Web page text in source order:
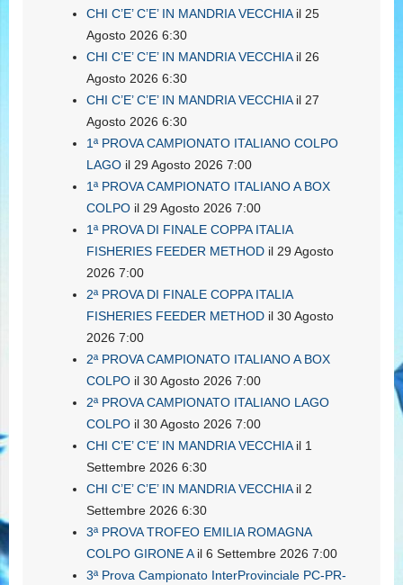
CHI C’E’ C’E’ IN MANDRIA VECCHIAil 25
Agosto 2026 6:30
CHI C’E’ C’E’ IN MANDRIA VECCHIAil 26
Agosto 2026 6:30
CHI C’E’ C’E’ IN MANDRIA VECCHIAil 27
Agosto 2026 6:30
1ª PROVA CAMPIONATO ITALIANO COLPO
LAGO il 29 Agosto 2026 7:00
1ª PROVA CAMPIONATO ITALIANO A BOX
COLPO il 29 Agosto 2026 7:00
1ª PROVA DI FINALE COPPA ITALIA
FISHERIES FEEDER METHOD il 29 Agosto
2026 7:00
2ª PROVA DI FINALE COPPA ITALIA
FISHERIES FEEDER METHOD il 30 Agosto
2026 7:00
2ª PROVA CAMPIONATO ITALIANO A BOX
COLPO il 30 Agosto 2026 7:00
2ª PROVA CAMPIONATO ITALIANO LAGO
COLPO il 30 Agosto 2026 7:00
CHI C’E’ C’E’ IN MANDRIA VECCHIAil 1
Settembre 2026 6:30
CHI C’E’ C’E’ IN MANDRIA VECCHIAil 2
Settembre 2026 6:30
3ª PROVA TROFEO EMILIA ROMAGNA
COLPO GIRONE Ail 6 Settembre 2026 7:00
3ª Prova Campionato InterProvinciale PC-PR-